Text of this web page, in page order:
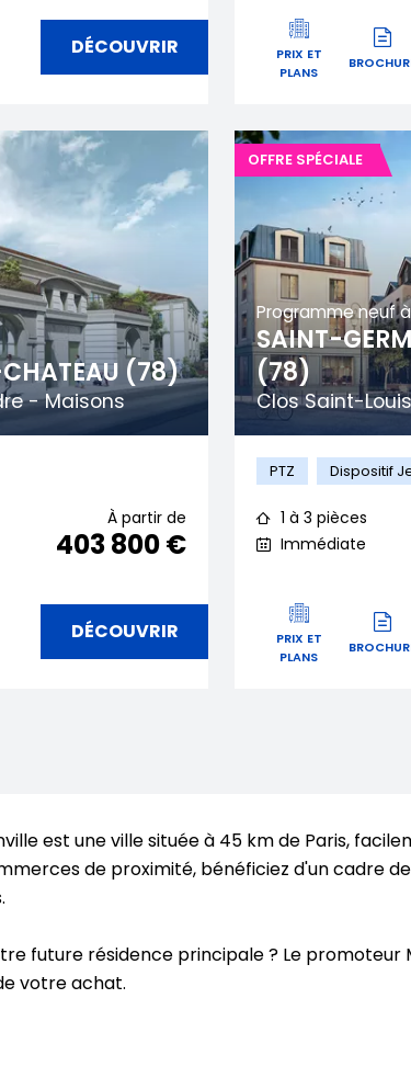
DÉCOUVRIR
PRIX ET
PLANS
(78)
- Maisons
À partir de
403 800 €
DÉCOUVRIR
Programme neuf à
SAINT-
(78)
Clos Saint-
OFFRE SPÉCIALE
PTZ Dispositif
1 à 3 pièces
Immédiate
PRIX ET
PLANS
est une ville située à 45 km de Paris,
de proximité, bénéficiez d'un cadre
future résidence principale ? Le promoteur
votre achat.